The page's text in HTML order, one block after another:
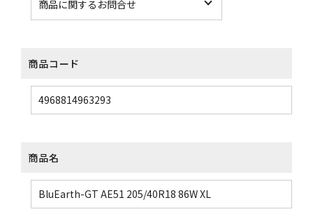
商品コード
商品名